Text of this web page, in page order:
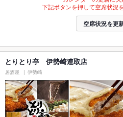
下記ボタンを押して空席状況
空席状況を更
とりとり亭 伊勢崎連取店
居酒屋 伊勢崎